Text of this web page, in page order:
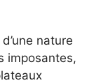
nature
imposantes,